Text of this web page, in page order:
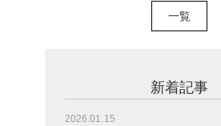
一覧
新着記事
2026.01.15